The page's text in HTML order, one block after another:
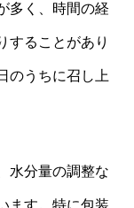
多く、時間の経
することがあり
のうちに召し上
水分量の調整な
ます。特に包装